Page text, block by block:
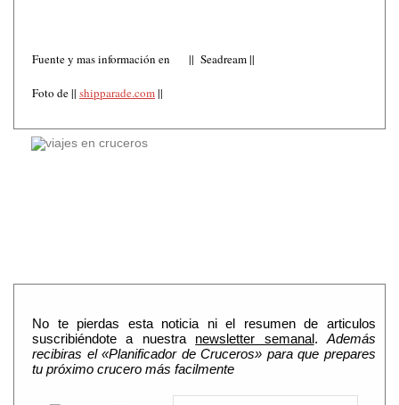
Fuente y mas información en || Seadream ||
Foto de || shipparade.com||
No te pierdas esta noticia ni el resumen de articulos
suscribiéndote a nuestra newsletter semanal.Además
recibiras el «Planificador de Cruceros» para que prepares
tu próximo crucero más facilmente